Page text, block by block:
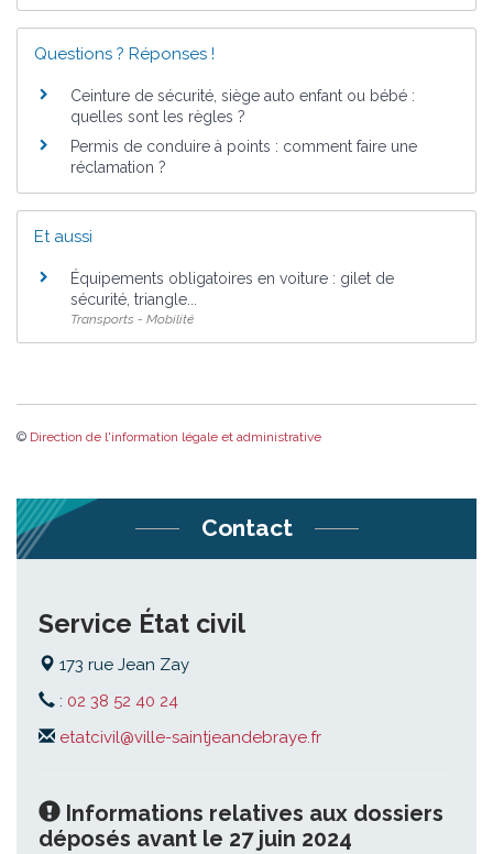
Questions ? Réponses !
Ceinture de sécurité, siège auto enfant ou bébé :
quelles sont les règles ?
Permis de conduire à points : comment faire une
réclamation ?
Et aussi
Équipements obligatoires en voiture : gilet de
sécurité, triangle...
Transports - Mobilité
© Direction de l'information légale et administrative
Contact
Service État civil
173 rue Jean Zay
: 02 38 52 40 24
etatcivil@ville-saintjeandebraye.fr
Informations relatives aux dossiers
déposés avant le 27 juin 2024